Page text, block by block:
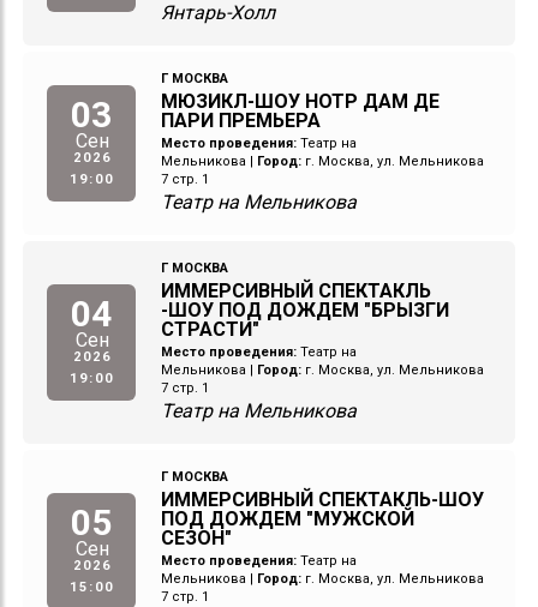
Янтарь-Холл
03
Сен
2026
19:00
Г МОСКВА
МЮЗИКЛ-ШОУ НОТР ДАМ ДЕ
ПАРИ ПРЕМЬЕРА
Место проведения: Театр на
Мельникова
Город: г. Москва, ул. Мельникова
7 стр. 1
Театр на Мельникова
04
Сен
2026
19:00
Г МОСКВА
ИММЕРСИВНЫЙ СПЕКТАКЛЬ
-ШОУ ПОД ДОЖДЕМ "БРЫЗГИ
СТРАСТИ"
Место проведения: Театр на
Мельникова
Город: г. Москва, ул. Мельникова
7 стр. 1
Театр на Мельникова
05
Сен
2026
15:00
Г МОСКВА
ИММЕРСИВНЫЙ СПЕКТАКЛЬ-ШОУ
ПОД ДОЖДЕМ "МУЖСКОЙ
СЕЗОН"
Место проведения: Театр на
Мельникова
Город: г. Москва, ул. Мельникова
7 стр. 1